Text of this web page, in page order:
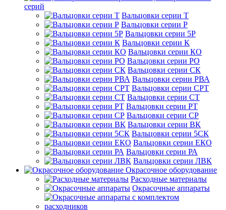
серий
Вальцовки серии Т
Вальцовки серии Р
Вальцовки серии 5Р
Вальцовки серии К
Вальцовки серии КО
Вальцовки серии РО
Вальцовки серии СК
Вальцовки серии РВА
Вальцовки серии СРТ
Вальцовки серии СТ
Вальцовки серии РТ
Вальцовки серии СР
Вальцовки серии ВК
Вальцовки серии 5СК
Вальцовки серии ЕКО
Вальцовки серии РА
Вальцовки серии ЛВК
Окрасочное оборудование
Расходные материалы
Окрасочные аппараты